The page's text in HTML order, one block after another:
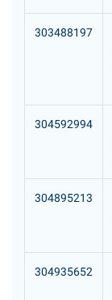
303488197
304592994
304895213
304935652